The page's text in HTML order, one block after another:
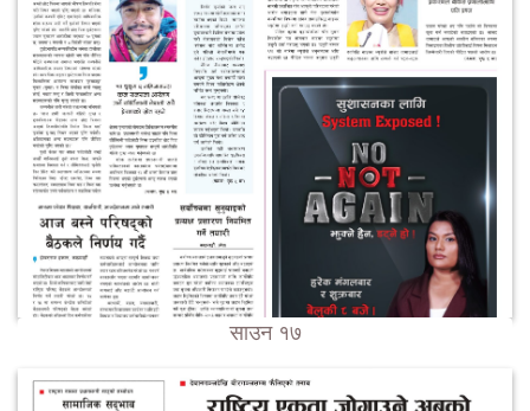
साउन १७